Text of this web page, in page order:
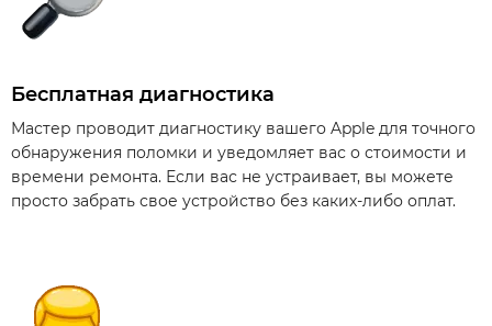
Бесплатная диагностика
Мастер проводит диагностику вашего Apple для точного
обнаружения поломки и уведомляет вас о стоимости и
времени ремонта. Если вас не устраивает, вы можете
просто забрать свое устройство без каких-либо оплат.